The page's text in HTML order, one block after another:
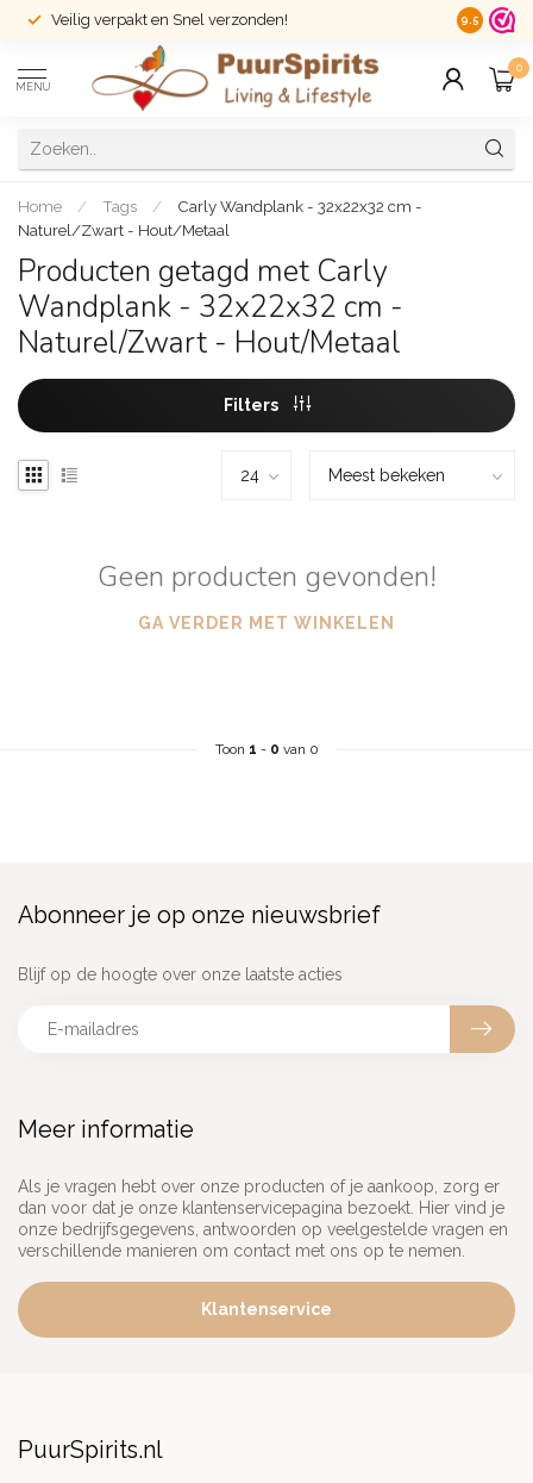
Veilig verpakt en Snel verzonden! 14 dagen
9.5
MENU
0
Home / Tags /
Carly Wandplank - 32x22x32 cm -
Naturel/Zwart - Hout/Metaal
Producten getagd met Carly
Wandplank - 32x22x32 cm -
Naturel/Zwart - Hout/Metaal
Filters
Geen producten gevonden!
GA VERDER MET WINKELEN
Toon 1 - 0 van 0
Meer informatie
Als je vragen hebt over onze producten of je aankoop, zorg er
dan voor dat je onze klantenservicepagina bezoekt. Hier vind je
onze bedrijfsgegevens, antwoorden op veelgestelde vragen en
verschillende manieren om contact met ons op te nemen.
Klantenservice
Abonneer je op onze nieuwsbrief
Blijf op de hoogte over onze laatste acties
PuurSpirits.nl